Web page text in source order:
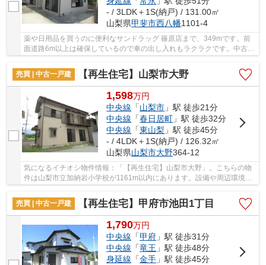
- / 3LDK＋1S(納戸) / 131.00㎡
山梨県甲斐市西八幡1101-4
薬や日用品を買うのに便利なサンドラッグ 篠原店まで、349mです。前
面道路6m以上は確保しているので車の出し入れもラクラクです。中古戸
売買 | 中古一戸建
【再生住宅】山梨市大野
1,598万円
中央線 「山梨市 」駅 徒歩21分
中央線 「春日居町 」駅 徒歩32分
中央線 「東山梨 」駅 徒歩45分
- / 4LDK＋1S(納戸) / 126.32㎡
山梨県山梨市大野364-12
気になるイチオシ物件情報：「【再生住宅】山梨市大野」。こちらの物
件は山梨市立加納岩小学校が1161m以内にあります。設備や周辺環境が
売買 | 中古一戸建
【再生住宅】甲府市池田1丁目
1,790万円
中央線 「甲府 」駅 徒歩31分
中央線 「竜王 」駅 徒歩48分
身延線 「金手 」駅 徒歩45分